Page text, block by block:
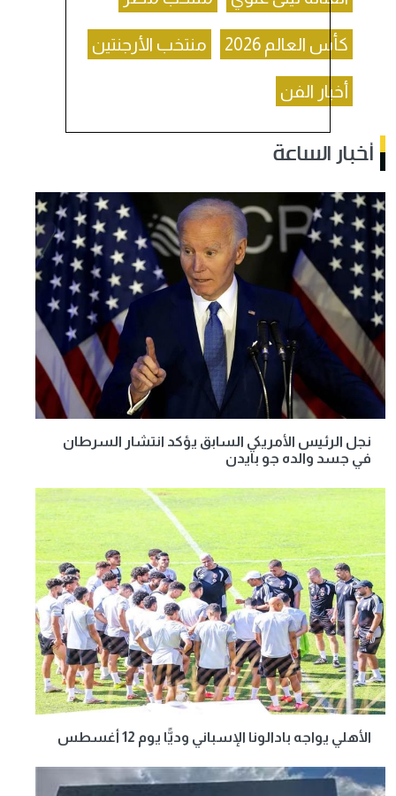
كأس العالم 2026 منتخب الأرجنتين
أخبار الفن
أخبار الساعة
نجل الرئيس الأمريكي السابق يؤكد انتشار السرطان
في جسد والده جو بايدن
الأهلي يواجه بادالونا الإسباني وديًّا يوم 12 أغسطس